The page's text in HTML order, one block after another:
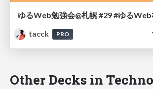
ゆるWeb勉強会@札幌 #29 #ゆる
tacck
PRO
Other Decks in